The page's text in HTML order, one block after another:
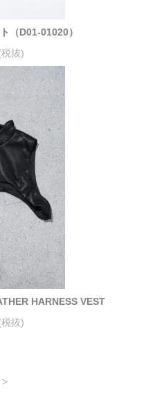
（D01-01020）
抜)
HARNESS VEST
抜)
>